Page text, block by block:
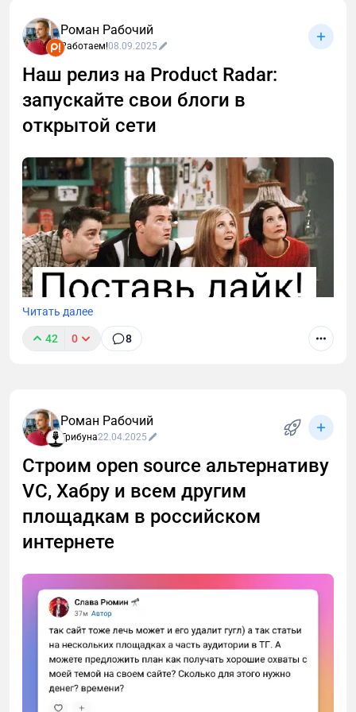
«личных проработках», а в банальной технической
упаковке. Я изучил кейсы пользователей Prodamus
и собрал выжимку из 6 сценариев, как повысить
доход, используя платежный модуль.
Роман Рабочий
Работаем!08.09.2025
Наш релиз на Product Radar:
запускайте свои блоги в
открытой сети
Поддержите проект реакцией и — самое главное —
Читать далее
42 0 8
Роман Рабочий
Трибуна22.04.2025
Строим open source альтернативу
VC, Хабру и всем другим
площадкам в российском
интернете